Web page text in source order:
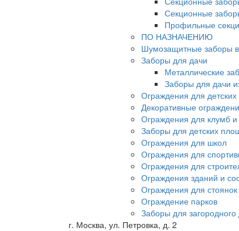
Секционные
Профильные
ПО НАЗНАЧЕНИЮ
Шумозащитные заборы
Заборы для дачи
Металлические
Заборы для дачи
Ограждения для детских
Декоративные
Ограждения для клумб и
Заборы для детских
Ограждения для школ
Ограждения для
Ограждения для
Ограждения зданий и
Ограждения для стоянок
Ограждение парков
Заборы для
г. Москва, ул. Петровка, д. 2